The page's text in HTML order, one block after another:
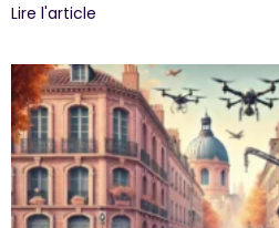
Lire l'article